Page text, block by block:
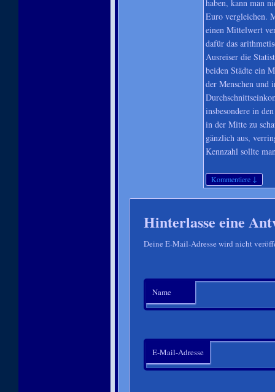
haben, kann man
Euro vergleichen.
einen Mittelwert
dafür das
Ausreiser die
beiden Städte ein
der Menschen und
insbesondere in
in der Mitte zu
gänzlich aus,
Kennzahl sollte
Kommentiere ↓
Hinterlasse eine
Deine E-Mail-Adresse wird nicht
Name
E-Mail-Adresse